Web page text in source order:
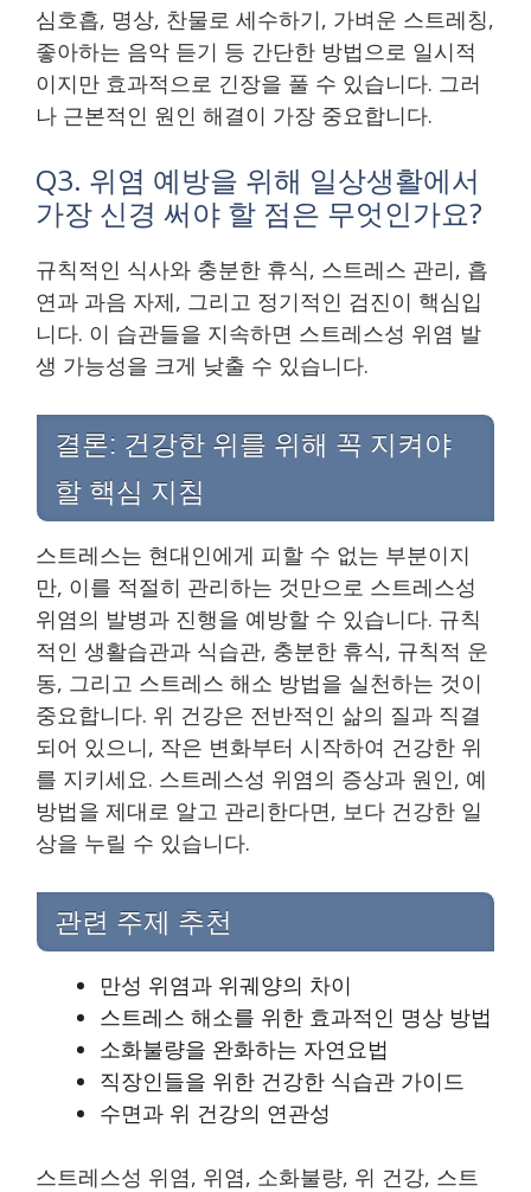
심호흡, 명상, 찬물로 세수하기, 가벼운 스트레칭,
좋아하는 음악 듣기 등 간단한 방법으로 일시적
이지만 효과적으로 긴장을 풀 수 있습니다. 그러
나 근본적인 원인 해결이 가장 중요합니다.
Q3. 위염 예방을 위해 일상생활에서
가장 신경 써야 할 점은 무엇인가요?
규칙적인 식사와 충분한 휴식, 스트레스 관리, 흡
연과 과음 자제, 그리고 정기적인 검진이 핵심입
니다. 이 습관들을 지속하면 스트레스성 위염 발
생 가능성을 크게 낮출 수 있습니다.
결론: 건강한 위를 위해 꼭 지켜야
할 핵심 지침
스트레스는 현대인에게 피할 수 없는 부분이지
만, 이를 적절히 관리하는 것만으로 스트레스성
위염의 발병과 진행을 예방할 수 있습니다. 규칙
적인 생활습관과 식습관, 충분한 휴식, 규칙적 운
동, 그리고 스트레스 해소 방법을 실천하는 것이
중요합니다. 위 건강은 전반적인 삶의 질과 직결
되어 있으니, 작은 변화부터 시작하여 건강한 위
를 지키세요. 스트레스성 위염의 증상과 원인, 예
방법을 제대로 알고 관리한다면, 보다 건강한 일
상을 누릴 수 있습니다.
관련 주제 추천
만성 위염과 위궤양의 차이
스트레스 해소를 위한 효과적인 명상 방법
소화불량을 완화하는 자연요법
직장인들을 위한 건강한 식습관 가이드
수면과 위 건강의 연관성
스트레스성 위염, 위염, 소화불량, 위 건강, 스트